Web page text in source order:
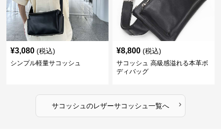
¥3,080 (税込)
シンプル軽量サコッシュ
¥8,800 (税込)
サコッシュ 高級感溢れる本革ボ
ディバッグ
サコッシュ のレザーサコッシュ 一覧へ ›